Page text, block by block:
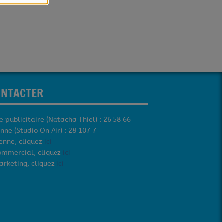
publicitaire (Natacha Thiel) : 26 58 66
(Studio On Air) : 28 107 7
cliquez ici
cliquez ici
cliquez ici